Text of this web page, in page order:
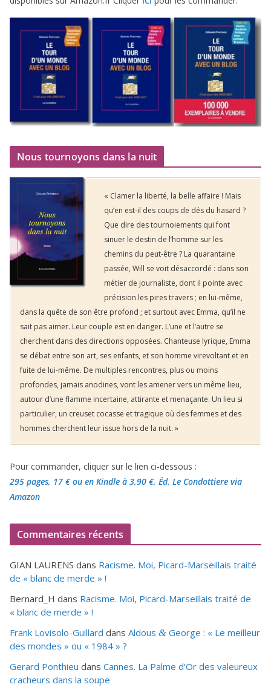
Nous tournoyons dans la nuit
« Clamer la liberté, la belle affaire ! Mais
qu’en est-il des coups de dés du hasard ?
Que dire des tournoiements qui font
sinuer le destin de l’homme sur les
chemins du peut-être ? La quarantaine
passée, Will se voit désaccordé : dans son
métier de journaliste, dont il pointe avec
précision les pires travers ; en lui-même,
dans la quête de son être profond ; et surtout avec Emma, qu’il ne
sait pas aimer. Leur couple est en danger. L’une et l’autre se
cherchent dans des directions opposées. Chanteuse lyrique, Emma
se débat entre son art, ses enfants, et son homme virevoltant et en
fuite de lui-même. De multiples rencontres, plus ou moins
profondes, jamais anodines, vont les amener vers un même lieu,
autour d’une flamme incertaine, attirante et menaçante. Un lieu si
particulier, un creuset cocasse et tragique où des femmes et des
hommes cherchent leur issue hors de la nuit. »
Pour commander, cliquer sur le lien ci-dessous :
295 pages, 17 €ou en Kindle à 3,90 €, Éd. Le Condottiere via
Amazon
Commentaires récents
GIAN LAURENS dans Racisme. Moi, Picard-Marseillais traité
de « blanc de merde » !
Bernard_H dans Racisme. Moi, Picard-Marseillais traité de
« blanc de merde » !
Frank Lovisolo-Guillard dans Aldous & George : « Le meilleur
des mondes » ou « 1984 » ?
Gerard Ponthieu dans Cannes. La Palme d’Or des valeureux
cracheurs dans la soupe